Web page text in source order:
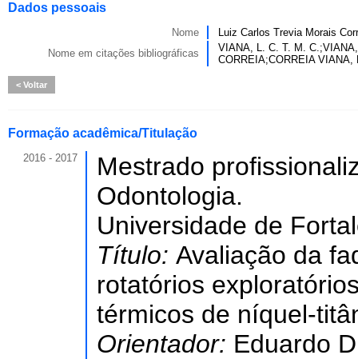
Dados pessoais
Nome
Luiz Carlos Trevia Morais
Nome em citações bibliográficas
VIANA, L. C. T. M.
CORREIA;CORREIA
Voltar
Formação acadêmica/Titulação
2016 - 2017
Mestrado
Odontologia.
Universidade de
Título: Avaliação da
rotatórios
térmicos de níquel-
Orientador: Eduardo